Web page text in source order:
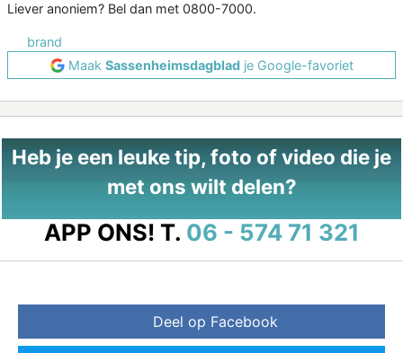
Liever anoniem? Bel dan met 0800-7000.
brand
Maak Sassenheimsdagbladje Google-favoriet
Heb je een leuke tip, foto of video die je
met ons wilt delen?
APP ONS! T. 06 - 574 71 321
Deel op Facebook